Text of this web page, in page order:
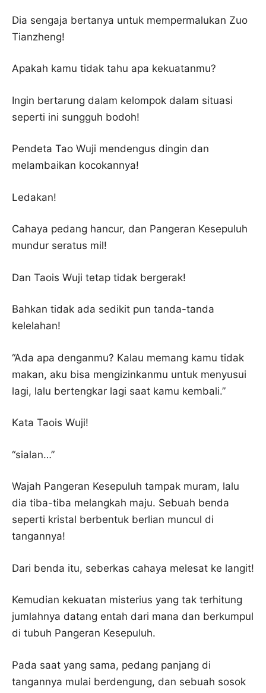
Dia sengaja bertanya untuk mempermalukan Zuo
Tianzheng!
Apakah kamu tidak tahu apa kekuatanmu?
Ingin bertarung dalam kelompok dalam situasi
seperti ini sungguh bodoh!
Pendeta Tao Wuji mendengus dingin dan
melambaikan kocokannya!
Ledakan!
Cahaya pedang hancur, dan Pangeran Kesepuluh
mundur seratus mil!
Dan Taois Wuji tetap tidak bergerak!
Bahkan tidak ada sedikit pun tanda-tanda
kelelahan!
“Ada apa denganmu? Kalau memang kamu tidak
makan, aku bisa mengizinkanmu untuk menyusui
lagi, lalu bertengkar lagi saat kamu kembali.”
Kata Taois Wuji!
“sialan…”
Wajah Pangeran Kesepuluh tampak muram, lalu
dia tiba-tiba melangkah maju. Sebuah benda
seperti kristal berbentuk berlian muncul di
tangannya!
Dari benda itu, seberkas cahaya melesat ke langit!
Kemudian kekuatan misterius yang tak terhitung
jumlahnya datang entah dari mana dan berkumpul
di tubuh Pangeran Kesepuluh.
Pada saat yang sama, pedang panjang di
tangannya mulai berdengung, dan sebuah sosok